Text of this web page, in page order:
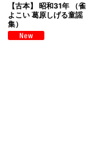
【古本】 昭和31年 （雀
よこい 葛原しげる童謡
集）